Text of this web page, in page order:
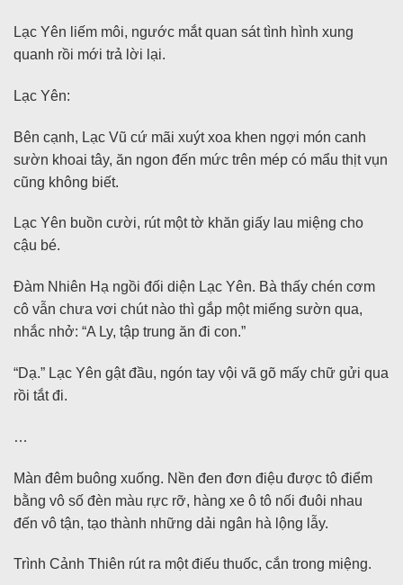
Lạc Yên liếm môi, ngước mắt quan sát tình hình xung
quanh rồi mới trả lời lại.
Lạc Yên:
Bên cạnh, Lạc Vũ cứ mãi xuýt xoa khen ngợi món canh
sườn khoai tây, ăn ngon đến mức trên mép có mẩu thịt vụn
cũng không biết.
Lạc Yên buồn cười, rút một tờ khăn giấy lau miệng cho
cậu bé.
Đàm Nhiên Hạ ngồi đối diện Lạc Yên. Bà thấy chén cơm
cô vẫn chưa vơi chút nào thì gắp một miếng sườn qua,
nhắc nhở: “A Ly, tập trung ăn đi con.”
“Dạ.” Lạc Yên gật đầu, ngón tay vội vã gõ mấy chữ gửi qua
rồi tắt đi.
…
Màn đêm buông xuống. Nền đen đơn điệu được tô điểm
bằng vô số đèn màu rực rỡ, hàng xe ô tô nối đuôi nhau
đến vô tận, tạo thành những dải ngân hà lộng lẫy.
Trình Cảnh Thiên rút ra một điếu thuốc, cắn trong miệng.